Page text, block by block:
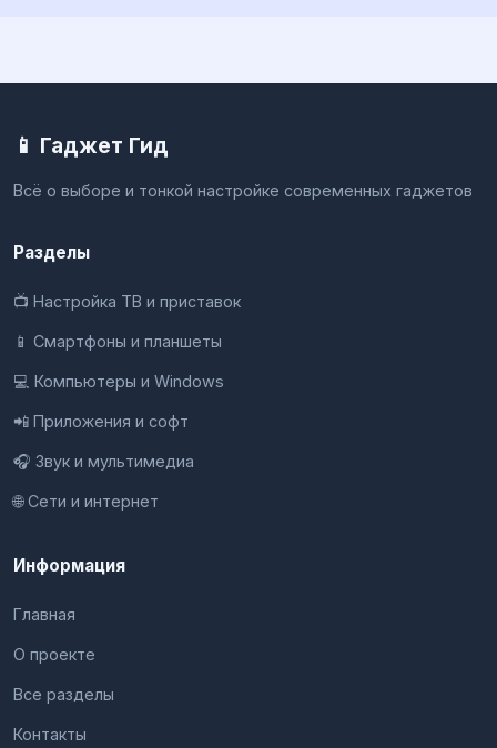
📱 Гаджет Гид
Всё о выборе и тонкой настройке современных гаджетов
Разделы
📺 Настройка ТВ и приставок
📱 Смартфоны и планшеты
💻 Компьютеры и Windows
📲 Приложения и софт
🎧 Звук и мультимедиа
🌐 Сети и интернет
Информация
Главная
О проекте
Все разделы
Контакты